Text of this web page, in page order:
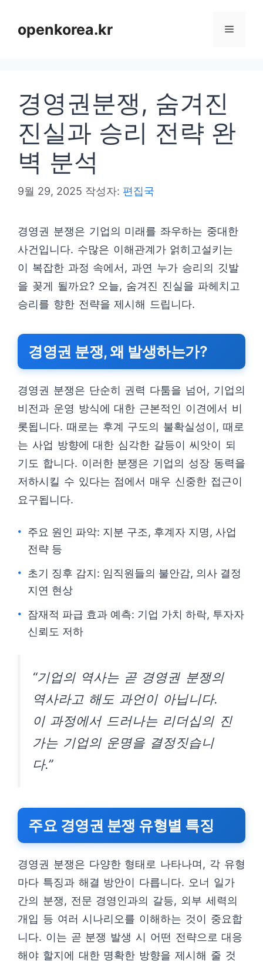
openkorea.kr 메
경영권분쟁, 숨겨진
진실과 승리 전략 완
벽 분석
9월 29, 2025 작성자: 편집국
경영권 분쟁은 기업의 미래를 좌우하는 중대한
사건입니다. 수많은 이해관계가 얽히고설키는
이 복잡한 과정 속에서, 과연 누가 승리의 깃발
을 꽂게 될까요? 오늘, 숨겨진 진실을 파헤치고
승리를 향한 전략을 제시해 드립니다.
경영권 분쟁, 왜 발생하는가?
경영권 분쟁은 단순히 권력 다툼을 넘어, 기업의
비전과 운영 방식에 대한 근본적인 이견에서 비
롯됩니다. 때로는 후계 구도의 불확실성이, 때로
는 사업 방향에 대한 심각한 갈등이 씨앗이 되
기도 합니다. 이러한 분쟁은 기업의 성장 동력을
저하시킬 수 있다는 점에서 매우 신중한 접근이
요구됩니다.
주요 원인 파악: 지분 구조, 후계자 지명, 사업
전략 등
초기 징후 감지: 임직원들의 불안감, 의사 결정
지연 현상
잠재적 파급 효과 예측: 기업 가치 하락, 투자자
신뢰도 저하
“기업의 역사는 곧 경영권 분쟁의
역사라고 해도 과언이 아닙니다.
이 과정에서 드러나는 리더십의 진
가는 기업의 운명을 결정짓습니
다.”
주요 경영권 분쟁 유형별 특징
경영권 분쟁은 다양한 형태로 나타나며, 각 유형
마다 특징과 해결 방안이 다릅니다. 오너 일가
간의 분쟁, 전문 경영인과의 갈등, 외부 세력의
개입 등 여러 시나리오를 이해하는 것이 중요합
니다. 이는 곧 분쟁 발생 시 어떤 전략으로 대응
해야 할지에 대한 명확한 방향을 제시해 줄 것